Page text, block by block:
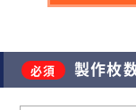
製作枚